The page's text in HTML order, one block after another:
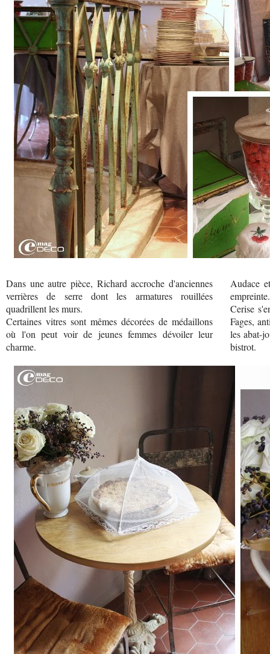
Dans une autre pièce, Richard accroche d'anciennes
verrières de serre dont les armatures rouillées
quadrillent les murs.
Certaines vitres sont mêmes décorées de médaillons
où l'on peut voir de jeunes femmes dévoiler leur
charme.
Audace
empreinte.
Cerise
Fages,
les abat-
bistrot.